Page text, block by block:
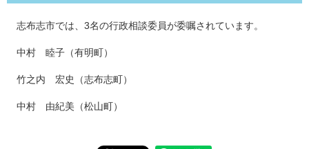
志布志市では、3名の行政相談委員が委嘱されています。
中村 睦子（有明町）
竹之内 宏史（志布志町）
中村 由紀美（松山町）